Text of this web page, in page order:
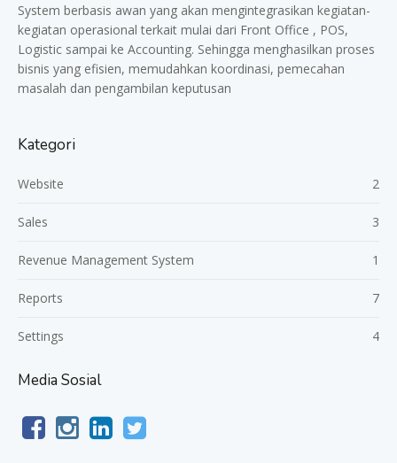
System berbasis awan yang akan mengintegrasikan kegiatan-
kegiatan operasional terkait mulai dari Front Office , POS,
Logistic sampai ke Accounting. Sehingga menghasilkan proses
bisnis yang efisien, memudahkan koordinasi, pemecahan
masalah dan pengambilan keputusan
Kategori
2
Website
3
Sales
1
Revenue Management System
7
Reports
4
Settings
Media Sosial